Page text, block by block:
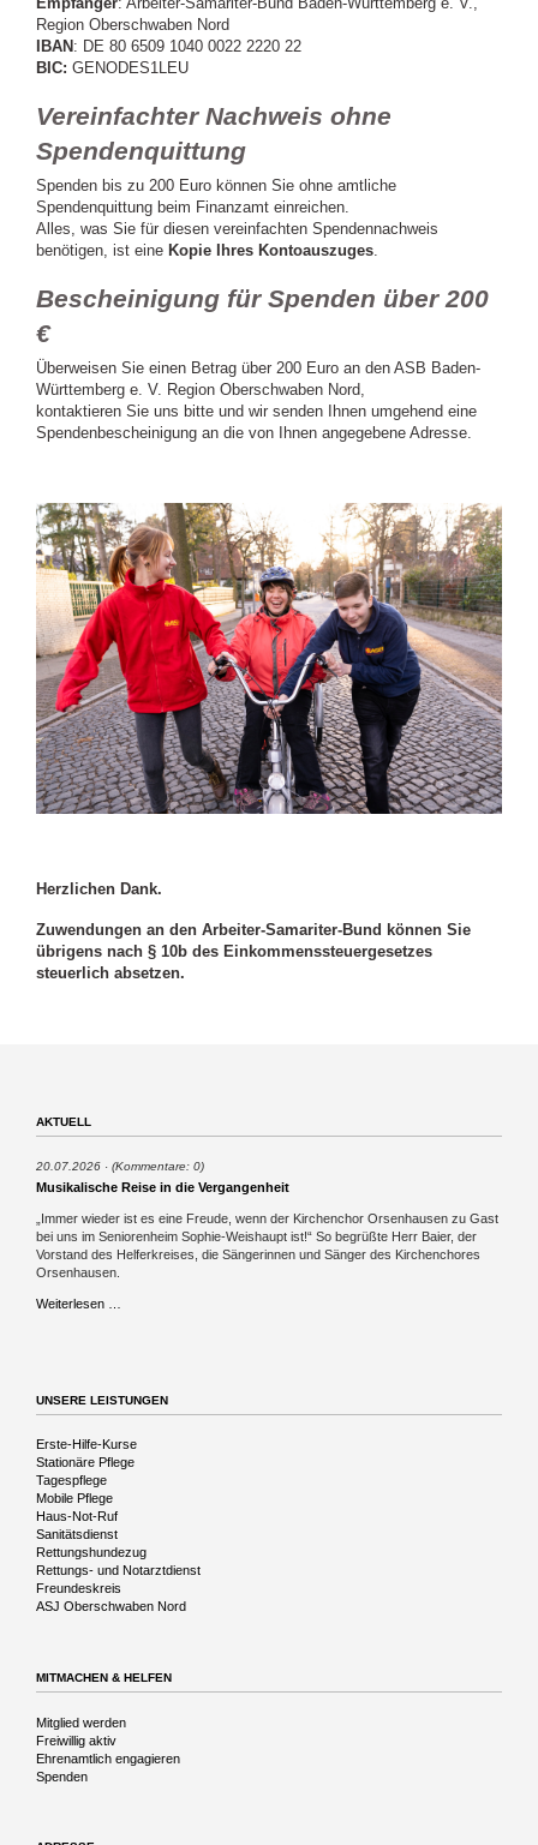
Region Oberschwaben Nord
IBAN : DE 80 6509 1040 0022 2220 22
BIC: GENODES1LEU
Vereinfachter Nachweis ohne
Spendenquittung
Spenden bis zu 200 Euro können Sie ohne amtliche
Spendenquittung beim Finanzamt einreichen.
Alles, was Sie für diesen vereinfachten Spendennachweis
benötigen, ist eine Kopie Ihres Kontoauszuges.
Bescheinigung für Spenden über 200
€
Überweisen Sie einen Betrag über 200 Euro an den ASB Baden-
Württemberg e. V. Region Oberschwaben Nord,
kontaktieren Sie uns bitte und wir senden Ihnen umgehend eine
Spendenbescheinigung an die von Ihnen angegebene Adresse.
Herzlichen Dank.
Zuwendungen an den Arbeiter-Samariter-Bund können Sie
übrigens nach § 10b des Einkommenssteuergesetzes
steuerlich absetzen.
AKTUELL
20.07.2026 (Kommentare: 0)
Musikalische Reise in die Vergangenheit
„Immer wieder ist es eine Freude, wenn der Kirchenchor Orsenhausen zu Gast
bei uns im Seniorenheim Sophie-Weishaupt ist!“ So begrüßte Herr Baier, der
Vorstand des Helferkreises, die Sängerinnen und Sänger des Kirchenchores
Orsenhausen.
Weiterlesen …
UNSERE LEISTUNGEN
Navigation
überspringen
Erste-Hilfe-Kurse
Stationäre Pflege
Tagespflege
Mobile Pflege
Haus-Not-Ruf
Sanitätsdienst
Rettungshundezug
Rettungs- und Notarztdienst
Freundeskreis
ASJ Oberschwaben Nord
MITMACHEN & HELFEN
Navigation
überspringen
Mitglied werden
Freiwillig aktiv
Ehrenamtlich engagieren
Spenden